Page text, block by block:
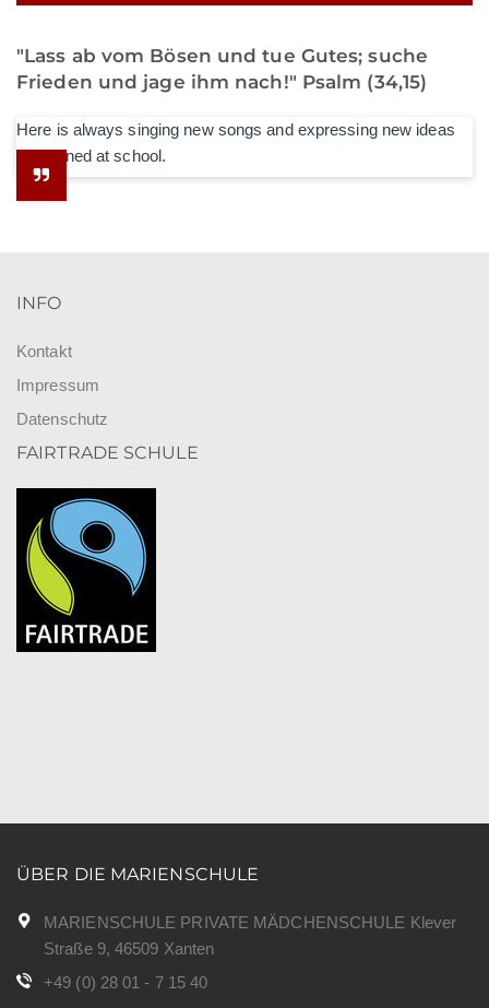
"Lass ab vom Bösen und tue Gutes; suche
Frieden und jage ihm nach!" Psalm (34,15)
Here is always singing new songs and expressing new ideas
he learned at school.
INFO
Kontakt
Impressum
Datenschutz
FAIRTRADE SCHULE
ÜBER DIE MARIENSCHULE
MARIENSCHULE PRIVATE MÄDCHENSCHULE Klever
Straße 9, 46509 Xanten
+49 (0) 28 01 - 7 15 40